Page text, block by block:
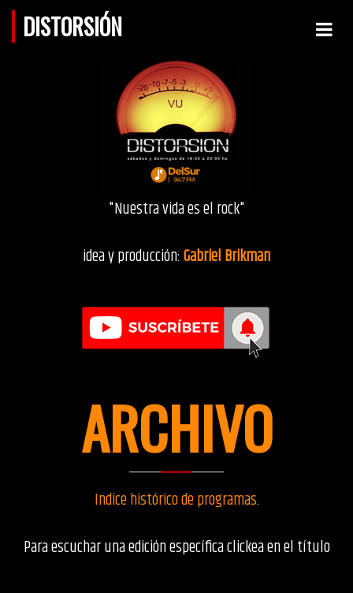
DISTORSIÓN
"Nuestra vida es el rock"
idea y producción:Gabriel Brikman
ARCHIVO
Indice histórico de programas.
Para escuchar una edición específica clickea en el título